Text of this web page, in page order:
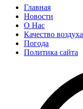
Главная
Новости
О Нас
Качество воздуха
Погода
Политика сайта